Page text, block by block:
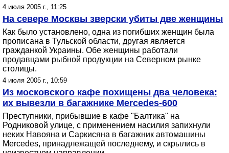
4 июля 2005 г., 11:25
На севере Москвы зверски убиты две женщины
Как было установлено, одна из погибших женщин была
прописана в Тульской области, другая является
гражданкой Украины. Обе женщины работали
продавцами рыбной продукции на Северном рынке
столицы.
4 июля 2005 г., 10:59
Из московского кафе похищены два человека:
их вывезли в багажнике Mercedes-600
Преступники, прибывшие в кафе "Балтика" на
Родниковой улице, с применением насилия запихнули
неких Навояна и Саркисяна в багажник автомашины
Mercedes, принадлежащей последнему, и скрылись в